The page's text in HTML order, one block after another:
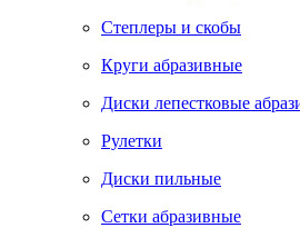
Степлеры и скобы
Круги абразивные
Диски лепестковые
Рулетки
Диски пильные
Сетки абразивные